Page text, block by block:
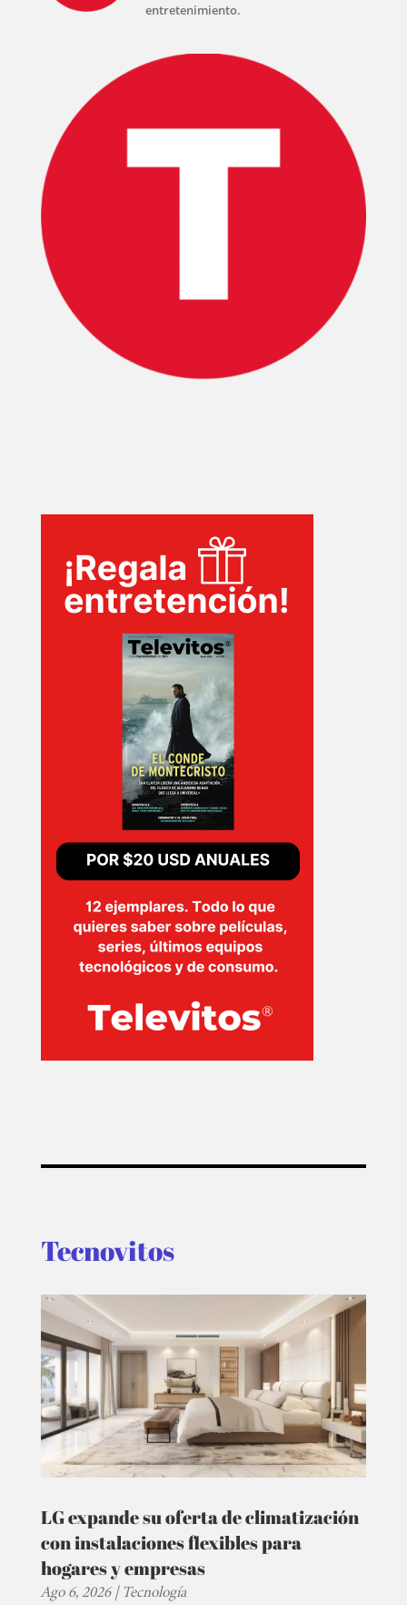
INICIO
PELICULAS
T-
PLUS
entretenimiento.
Tecnovitos
LG expande su oferta de climatización
con instalaciones flexibles para
hogares y empresas
Ago 6, 2026|Tecnología